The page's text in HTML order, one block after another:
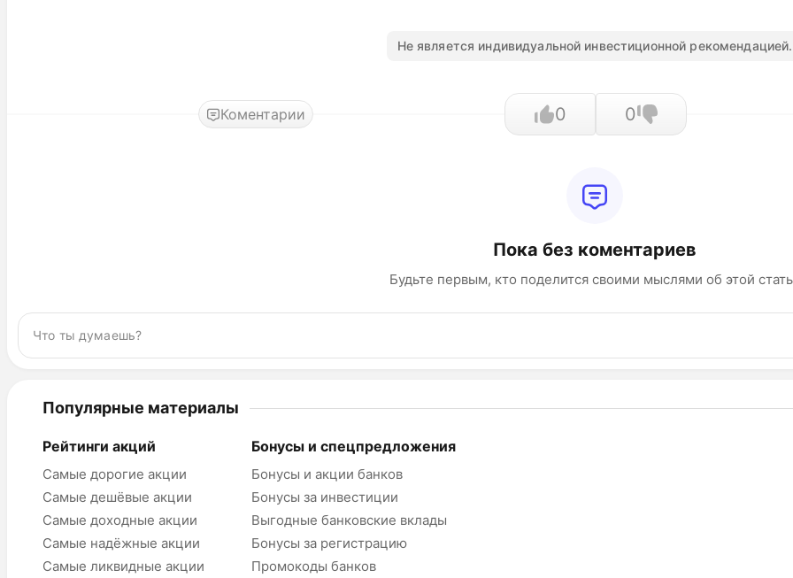
Не является индивидуальной инвестиционной рекомендацией.
Коментарии 0 0
Пока без коментариев
Будьте первым, кто поделится своими мыслями об этой
Популярные материалы
Рейтинги акций
Самые дорогие акции
Самые дешёвые акции
Самые доходные акции
Самые надёжные акции
Самые ликвидные акции
Бонусы и спецпредложения
Бонусы и акции банков
Бонусы за инвестиции
Выгодные банковские вклады
Бонусы за регистрацию
Промокоды банков